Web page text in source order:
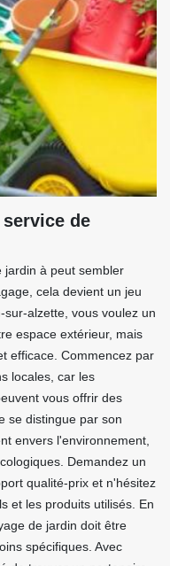
de
jardin à peut sembler
cela devient un jeu
alzette, vous voulez un
espace extérieur, mais
efficace. Commencez par
locales, car les
vous offrir des
se distingue par son
envers l'environnement,
Demandez un
qualité-prix et n'hésitez
et les produits utilisés. En
de jardin doit être
spécifiques. Avec